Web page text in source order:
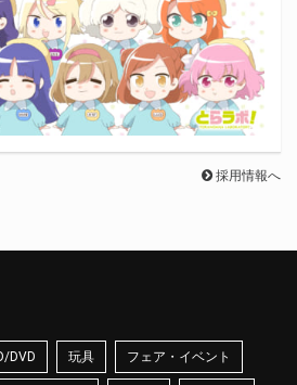
採用情報へ
DVD 玩具 フェア・イベント